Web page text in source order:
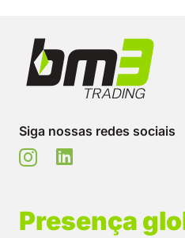
Siga nossas redes sociais
Presença